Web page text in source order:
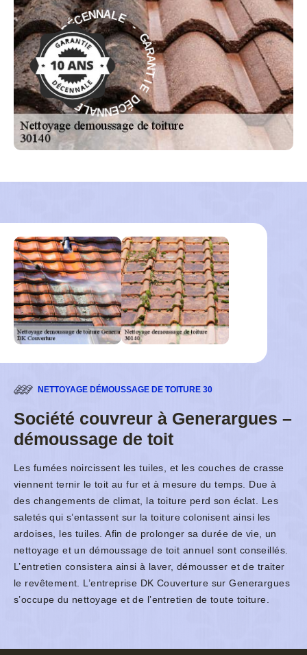
G
A
R
A
N
T
I
E
D
É
C
E
NNALE - GA
R
A
N
T
I
E
D
É
C
E
N
N
A
L
E
-
NETTOYAGE DÉMOUSSAGE DE TOITURE 30
Société couvreur à Generargues –
démoussage de toit
Les fumées noircissent les tuiles, et les couches de crasse
viennent ternir le toit au fur et à mesure du temps. Due à
des changements de climat, la toiture perd son éclat. Les
saletés qui s’entassent sur la toiture colonisent ainsi les
ardoises, les tuiles. Afin de prolonger sa durée de vie, un
nettoyage et un démoussage de toit annuel sont conseillés.
L’entretien consistera ainsi à laver, démousser et de traiter
le revêtement. L’entreprise DK Couverture sur Generargues
s’occupe du nettoyage et de l’entretien de toute toiture.